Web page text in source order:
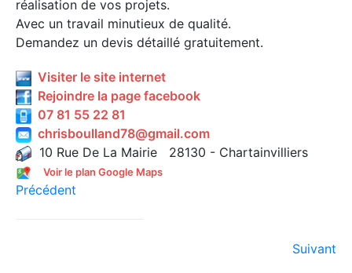
réalisation de vos projets.
Avec un travail minutieux de qualité.
Demandez un devis détaillé gratuitement.
Visiter le site internet
Rejoindre la page facebook
07 81 55 22 81
chrisboulland78@gmail.com
10 Rue De La Mairie 28130 - Chartainvilliers
Voir le plan Google Maps
Précédent
Suivant